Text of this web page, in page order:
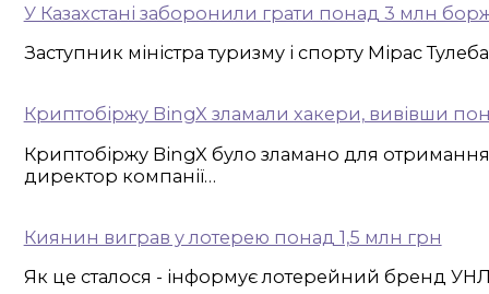
У Казахстані заборонили грати понад 3 млн
Заступник міністра туризму і спорту Мірас
Криптобіржу BingX зламали хакери, вивівши
Криптобіржу BingX було зламано для отримання
директор компанії…
Киянин виграв у лотерею понад 1,5 млн грн
Як це сталося - інформує лотерейний бренд